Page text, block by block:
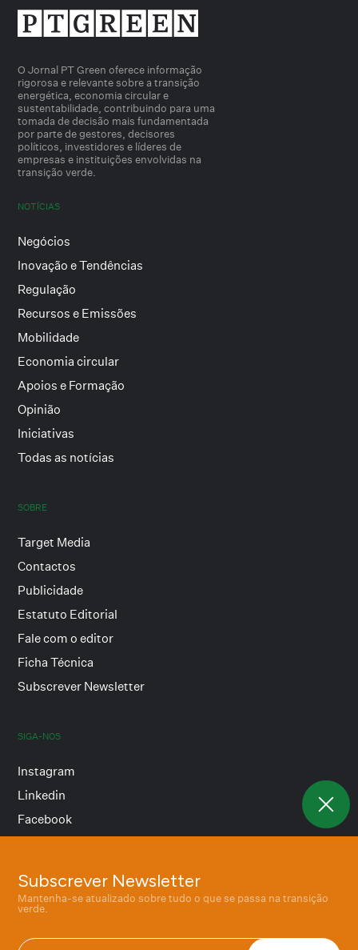
Subscrever Newsletter
Mantenha-se atualizado sobre tudo o que se passa na transição
verde.
O Jornal PT Green oferece informação
rigorosa e relevante sobre a transição
energética, economia circular e
sustentabilidade, contribuindo para uma
tomada de decisão mais fundamentada
por parte de gestores, decisores
políticos, investidores e líderes de
empresas e instituições envolvidas na
transição verde.
NOTÍCIAS
Negócios
Inovação e Tendências
Regulação
Recursos e Emissões
Mobilidade
Economia circular
Apoios e Formação
Opinião
Iniciativas
Todas as notícias
SOBRE
Target Media
Contactos
Publicidade
Estatuto Editorial
Fale com o editor
Ficha Técnica
Subscrever Newsletter
SIGA-NOS
Instagram
Linkedin
Facebook
Termos e condições
Política de privacidade